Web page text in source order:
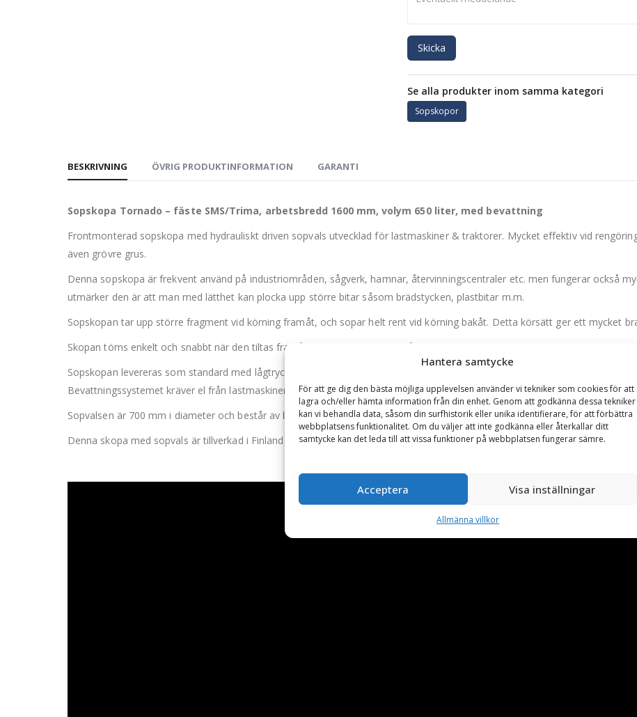
Hantera samtycke
För att ge dig den bästa möjliga upplevelsen använder vi tekniker som cookies för att
lagra och/eller hämta information från din enhet. Genom att godkänna dessa tekniker
kan vi behandla data, såsom din surfhistorik eller unika identifierare, för att förbättra
webbplatsens funktionalitet. Om du väljer att inte godkänna eller återkallar ditt
samtycke kan det leda till att vissa funktioner på webbplatsen fungerar sämre.
Acceptera Visa inställningar
Allmänna villkor
Skicka
Se alla produkter inom samma kategori
Sopskopor
BESKRIVNING ÖVRIG PRODUKTINFORMATION GARANTI
Sopskopa Tornado – fäste SMS/Trima, arbetsbredd 1600 mm, volym 650 liter, med bevattning
Frontmonterad sopskopa med hydrauliskt driven sopvals utvecklad för lastmaskiner & traktorer. Mycket effektiv vid
även grövre grus.
Denna sopskopa är frekvent använd på industriområden, sågverk, hamnar, återvinningscentraler etc. men fungerar också
utmärker den är att man med lätthet kan plocka upp större bitar såsom brädstycken, plastbitar m.m.
Sopskopan tar upp större fragment vid körning framåt, och sopar helt rent vid körning bakåt. Detta körsätt ger ett mycket
Skopan töms enkelt och snabbt när den tiltas framåt. Endast 3:e funktion på maskinen krävs (2 hydraulslangar).
Sopskopan levereras som standard med lågtryck bevattningssystem, bultade sparskär, härdade stödrullar samt en
Bevattningssystemet kräver el från lastmaskinen.
Sopvalsen är 700 mm i diameter och består av borstlameller i polypropylen som är mycket enkla att skifta.
Denna skopa med sopvals är tillverkad i Finland och är rankad väldigt högt ur en kvalitets- och effektivitetsaspekt.